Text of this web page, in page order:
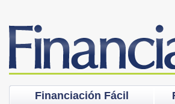
Financiación Fácil